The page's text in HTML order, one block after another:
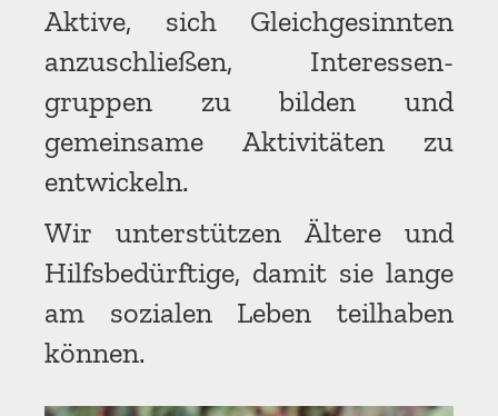
Aktive, sich Gleichgesinnten
anzuschließen, Interessen-
gruppen zu bilden und
gemeinsame Aktivitäten zu
entwickeln.
Wir unterstützen Ältere und
Hilfsbedürftige, damit sie lange
am sozialen Leben teilhaben
können.